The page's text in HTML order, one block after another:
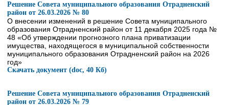
Решение Совета муниципального образования Отрадненский
район от 26.03.2026 № 80
О внесении изменений в решение Совета муниципального
образования Отрадненский район от 11 декабря 2025 года №
48 «Об утверждении прогнозного плана приватизации
имущества, находящегося в муниципальной собственности
муниципального образования Отрадненский район на 2026
год»
Скачать документ (doc, 40 Кб)
Решение Совета муниципального образования Отрадненский
район от 26.03.2026 № 79